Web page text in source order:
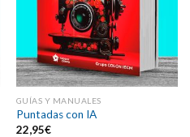
GUÍAS Y MANUALES
Puntadas con IA
22,95€